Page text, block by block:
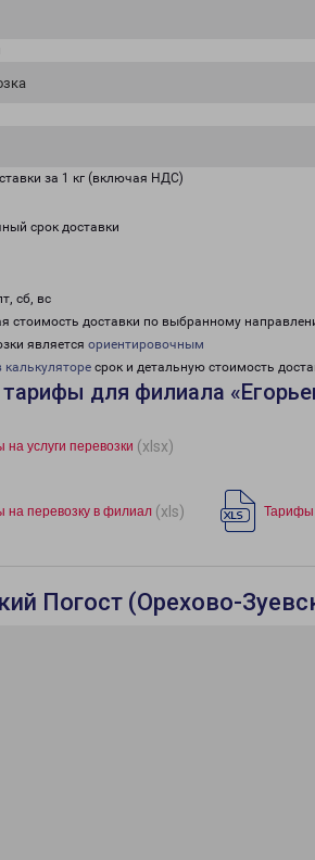
за 1 кг (включая НДС)
срок доставки
сб, вс
стоимость доставки по выбранному
является ориентировочным
калькуляторе срок и детальную стоимость
для филиала
услуги перевозки (xlsx)
на перевозку в филиал (xls) Тарифы
Погост (Орехово-